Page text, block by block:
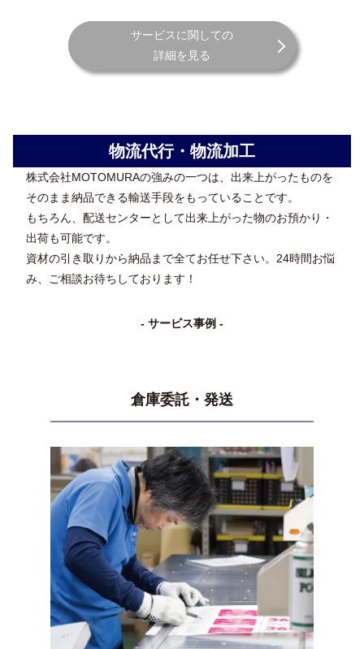
サービスに関しての
詳細を見る
物流代行・物流加工
株式会社MOTOMURAの強みの一つは、出来上がったものを
そのまま納品できる輸送手段をもっていることです。
もちろん、配送センターとして出来上がった物のお預かり・
出荷も可能です。
資材の引き取りから納品まで全てお任せ下さい。24時間お悩
み、ご相談お待ちしております！
- サービス事例 -
倉庫委託・発送